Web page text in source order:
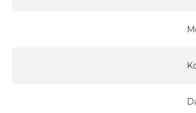
Realizowaną w każdym
ten temat uzyskają Państwo